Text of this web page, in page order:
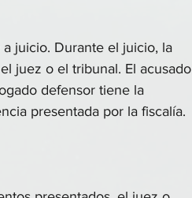
juicio. Durante el juicio, la
juez o el tribunal. El acusado
defensor tiene la
presentada por la fiscalía.